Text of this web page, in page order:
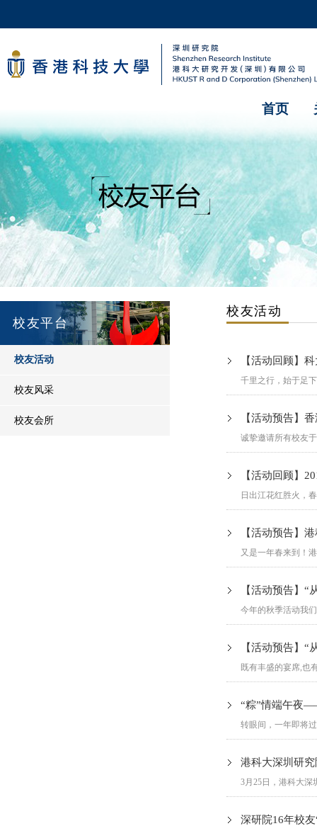
首页
校友平台
校友活动
校友风采
校友会所
校友活动
【活动回顾】
千里之行，始于足
【活动预告】
诚挚邀请所有校友
【活动回顾】
日出江花红胜火，
【活动预告】
又是一年春来到！
【活动预告】
今年的秋季活动我
【活动预告】
既有丰盛的宴席,也
“粽”情端午夜
转眼间，一年即将
港科大深圳研
3月25日，港科大深
深研院16年校